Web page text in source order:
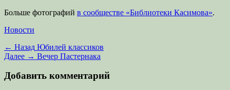
Больше фотографий в сообществе «Библиотеки Касимова».
Категории
Новости
Навигация
по
записям
← Назад Предыдущая
запись:
Юбилей классиков
Далее → Следующая
Вечер Пастернака
Добавить комментарий